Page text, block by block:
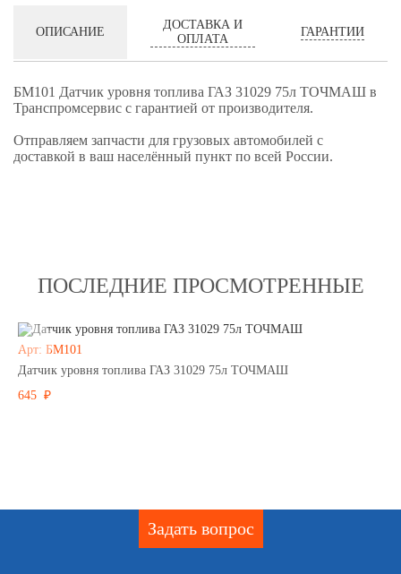
ОПИСАНИЕ
ДОСТАВКА И
ОПЛАТА
ГАРАНТИИ
БМ101 Датчик уровня топлива ГАЗ 31029 75л ТОЧМАШ в
Транспромсервис с гарантией от производителя.
Отправляем запчасти для грузовых автомобилей с
доставкой в ваш населённый пункт по всей России.
ПОСЛЕДНИЕ ПРОСМОТРЕННЫЕ
Арт: БМ101
Датчик уровня топлива ГАЗ 31029 75л ТОЧМАШ
645 ₽
Задать вопрос